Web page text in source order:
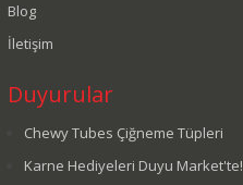
Blog
İletişim
Duyurular
Chewy Tubes Çiğneme Tüpleri
Karne Hediyeleri Duyu Market'te!